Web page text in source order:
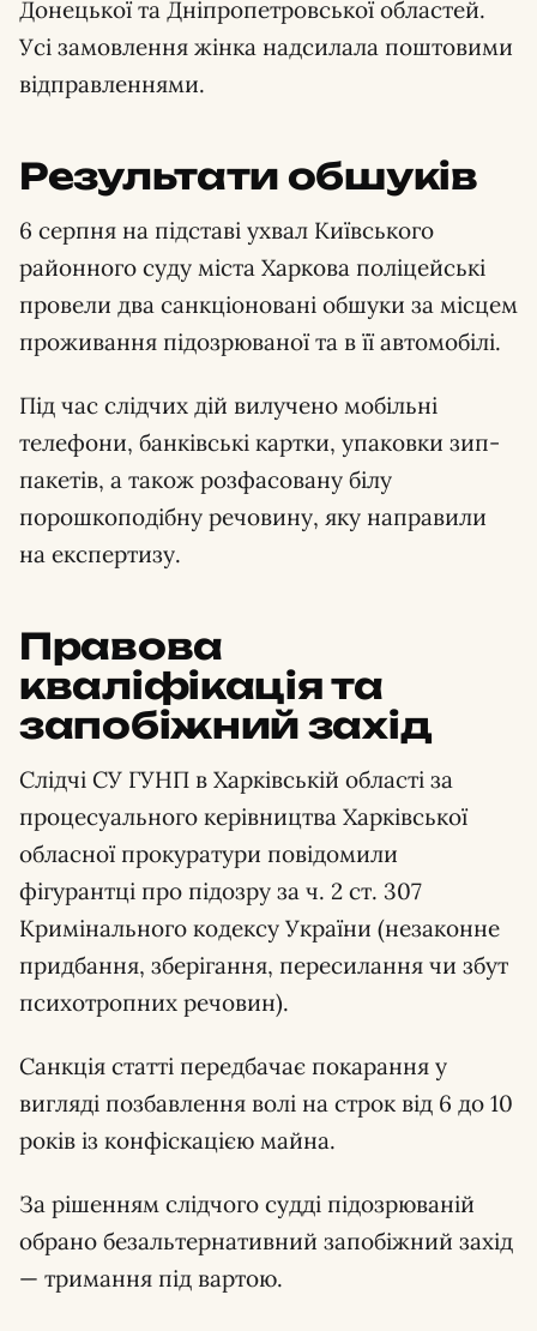
Донецької та Дніпропетровської областей.
Усі замовлення жінка надсилала поштовими
відправленнями.
Результати обшуків
6 серпня на підставі ухвал Київського
районного суду міста Харкова поліцейські
провели два санкціоновані обшуки за місцем
проживання підозрюваної та в її автомобілі.
Під час слідчих дій вилучено мобільні
телефони, банківські картки, упаковки зип-
пакетів, а також розфасовану білу
порошкоподібну речовину, яку направили
на експертизу.
Правова
кваліфікація та
запобіжний захід
Слідчі СУ ГУНП в Харківській області за
процесуального керівництва Харківської
обласної прокуратури повідомили
фігурантці про підозру за ч. 2 ст. 307
Кримінального кодексу України (незаконне
придбання, зберігання, пересилання чи збут
психотропних речовин).
Санкція статті передбачає покарання у
вигляді позбавлення волі на строк від 6 до 10
років із конфіскацією майна.
За рішенням слідчого судді підозрюваній
обрано безальтернативний запобіжний захід
— тримання під вартою.